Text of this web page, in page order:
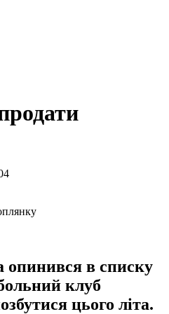
опинився в списку
клуб
цього літа.